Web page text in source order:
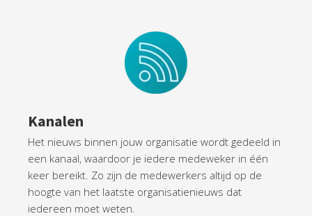
Kanalen
Het nieuws binnen jouw organisatie wordt gedeeld in
een kanaal, waardoor je iedere medeweker in één
keer bereikt. Zo zijn de medewerkers altijd op de
hoogte van het laatste organisatienieuws dat
iedereen moet weten.